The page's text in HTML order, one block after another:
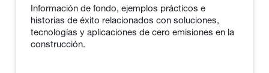
Información de fondo, ejemplos prácticos e
historias de éxito relacionados con soluciones,
tecnologías y aplicaciones de cero emisiones en la
construcción.